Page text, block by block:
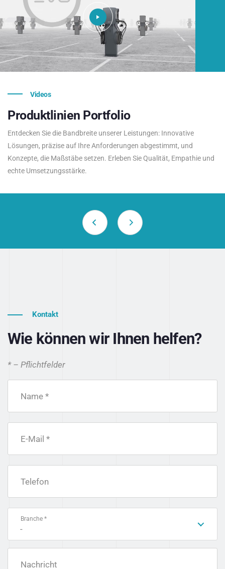
Videos
Produktlinien Portfolio
Entdecken Sie die Bandbreite unserer Leistungen: Innovative
Lösungen, präzise auf Ihre Anforderungen abgestimmt, und
Konzepte, die Maßstäbe setzen. Erleben Sie Qualität, Empathie und
echte Umsetzungsstärke.
Kontakt
Wie können wir Ihnen helfen?
* – Pflichtfelder
Name *
E-Mail *
Telefon
Branche *
-
Nachricht